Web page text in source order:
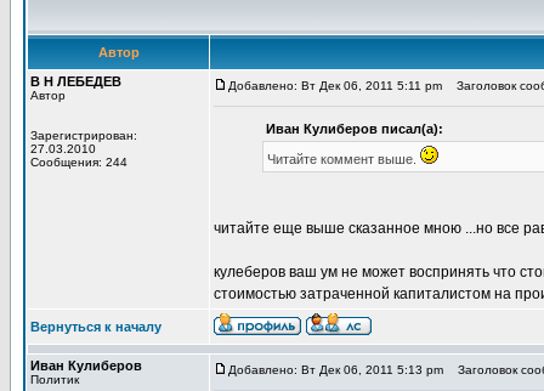
Автор
В Н ЛЕБЕДЕВ
Автор
Зарегистрирован:
27.03.2010
Сообщения: 244
Добавлено: Вт Дек 06, 2011 5:11 pm Заголовок
Иван Кулиберов писал(а):
Читайте коммент выше.
читайте еще выше сказанное мною ...но все
кулеберов ваш ум не может воспринять что
стоимостью затраченной капиталистом на
Вернуться к началу
Иван Кулиберов
Политик
Добавлено: Вт Дек 06, 2011 5:13 pm Заголовок